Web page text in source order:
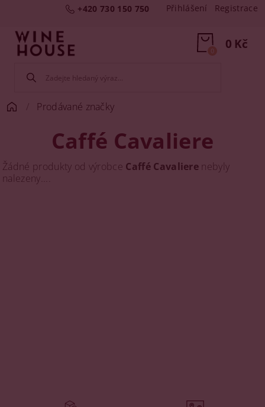
+420 730 150 750 Přihlášení Registrace
0 Kč
0
Prodávané značky
Caffé Cavaliere
Žádné produkty od výrobce Caffé Cavaliere nebyly
nalezeny....